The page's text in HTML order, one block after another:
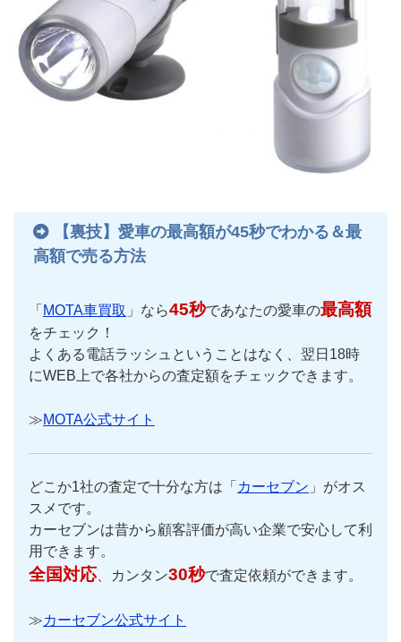
【裏技】愛車の最高額が45秒でわかる＆最
高額で売る方法
「 MOTA車買取 」なら45秒であなたの愛車の最高額
をチェック！
よくある電話ラッシュということはなく、翌日18時
にWEB上で各社からの査定額をチェックできます。
≫MOTA公式サイト
どこか1社の査定で十分な方は「 カーセブン 」がオス
スメです。
カーセブンは昔から顧客評価が高い企業で安心して利
用できます。
全国対応、カンタン30秒で査定依頼ができます。
≫カーセブン公式サイト